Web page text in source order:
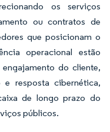
os serviços
ou contratos de
que posicionam o
operacional estão
do cliente,
resposta cibernética,
de longo prazo do
públicos.